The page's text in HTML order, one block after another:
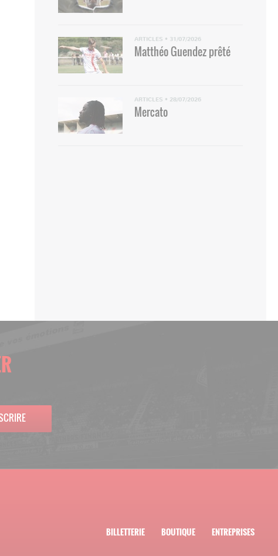
ARTICLES • 31/07/2026
Matthéo Guendez prêté
ARTICLES • 28/07/2026
Mercato
BILLETTERIE BOUTIQUE ENTREPRISES